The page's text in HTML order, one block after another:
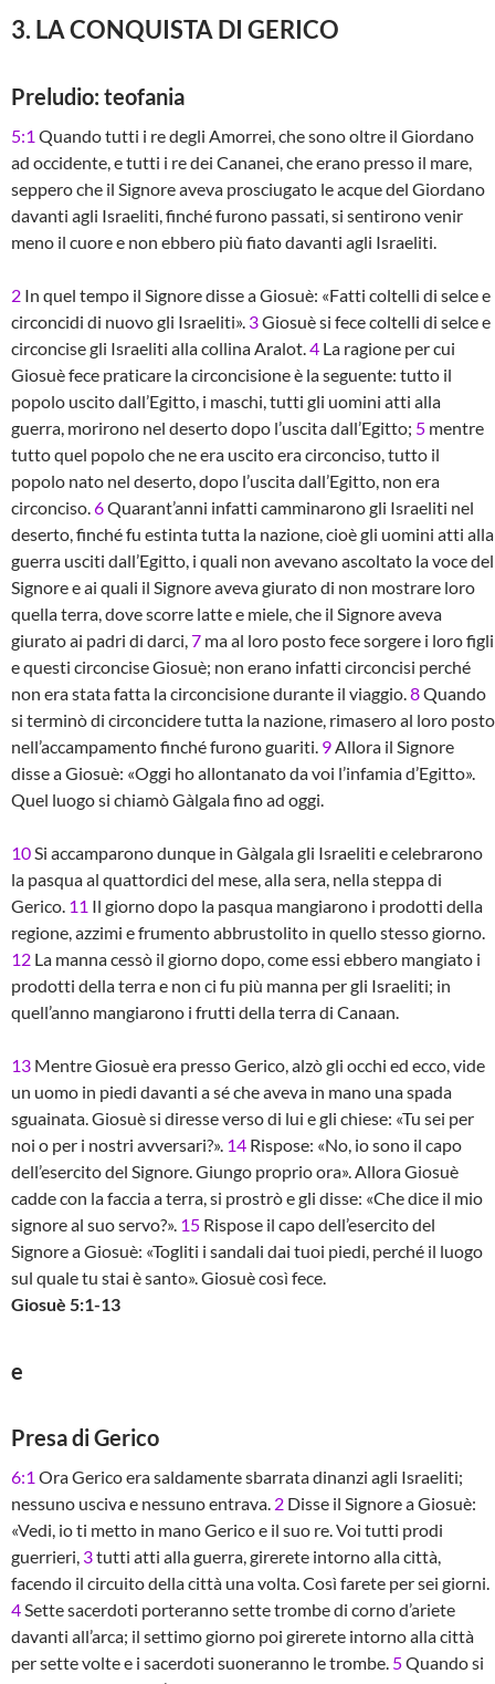
3. LA CONQUISTA DI GERICO
Preludio: teofania
5:1 Quando tutti i re degli Amorrei, che sono oltre il Giordano
ad occidente, e tutti i re dei Cananei, che erano presso il mare,
seppero che il Signore aveva prosciugato le acque del Giordano
davanti agli Israeliti, finché furono passati, si sentirono venir
meno il cuore e non ebbero più fiato davanti agli Israeliti.
2 In quel tempo il Signore disse a Giosuè: «Fatti coltelli di selce e
circoncidi di nuovo gli Israeliti». 3Giosuè si fece coltelli di selce e
circoncise gli Israeliti alla collina Aralot.4 La ragione per cui
Giosuè fece praticare la circoncisione è la seguente: tutto il
popolo uscito dall’Egitto, i maschi, tutti gli uomini atti alla
guerra, morirono nel deserto dopo l’uscita dall’Egitto; 5 mentre
tutto quel popolo che ne era uscito era circonciso, tutto il
popolo nato nel deserto, dopo l’uscita dall’Egitto, non era
circonciso.6Quarant’anni infatti camminarono gli Israeliti nel
deserto, finché fu estinta tutta la nazione, cioè gli uomini atti alla
guerra usciti dall’Egitto, i quali non avevano ascoltato la voce del
Signore e ai quali il Signore aveva giurato di non mostrare loro
quella terra, dove scorre latte e miele, che il Signore aveva
giurato ai padri di darci,7 ma al loro posto fece sorgere i loro figli
e questi circoncise Giosuè; non erano infatti circoncisi perché
non era stata fatta la circoncisione durante il viaggio.8Quando
si terminò di circoncidere tutta la nazione, rimasero al loro posto
nell’accampamento finché furono guariti. 9Allora il Signore
disse a Giosuè: «Oggi ho allontanato da voi l’infamia d’Egitto».
Quel luogo si chiamò Gàlgala fino ad oggi.
10Si accamparono dunque in Gàlgala gli Israeliti e celebrarono
la pasqua al quattordici del mese, alla sera, nella steppa di
Gerico. 11 Il giorno dopo la pasqua mangiarono i prodotti della
regione, azzimi e frumento abbrustolito in quello stesso giorno.
12 La manna cessò il giorno dopo, come essi ebbero mangiato i
prodotti della terra e non ci fu più manna per gli Israeliti; in
quell’anno mangiarono i frutti della terra di Canaan.
13 Mentre Giosuè era presso Gerico, alzò gli occhi ed ecco, vide
un uomo in piedi davanti a sé che aveva in mano una spada
sguainata. Giosuè si diresse verso di lui e gli chiese: «Tu sei per
noi o per i nostri avversari?». 14 Rispose: «No, io sono il capo
dell’esercito del Signore. Giungo proprio ora». Allora Giosuè
cadde con la faccia a terra, si prostrò e gli disse: «Che dice il mio
signore al suo servo?». 15 Rispose il capo dell’esercito del
Signore a Giosuè: «Togliti i sandali dai tuoi piedi, perché il luogo
sul quale tu stai è santo». Giosuè così fece.
Giosuè 5:1-13
e
Presa di Gerico
6:1 Ora Gerico era saldamente sbarrata dinanzi agli Israeliti;
nessuno usciva e nessuno entrava. 2 Disse il Signore a Giosuè:
«Vedi, io ti metto in mano Gerico e il suo re. Voi tutti prodi
guerrieri, 3tutti atti alla guerra, girerete intorno alla città,
facendo il circuito della città una volta. Così farete per sei giorni.
4Sette sacerdoti porteranno sette trombe di corno d’ariete
davanti all’arca; il settimo giorno poi girerete intorno alla città
per sette volte e i sacerdoti suoneranno le trombe. 5Quando si